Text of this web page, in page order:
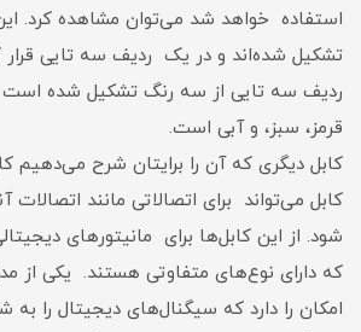
تشکیل شده‌اند و در یک ردیف سه تایی قرار
ردیف سه تایی از سه رنگ تشکیل شده
قرمز، سبز، و آبی است.
کابل می‌تواند برای اتصالاتی مانند اتصالات
شود. از این کابل‌ها برای مانیتور‌های
که دارای نوع‌های متفاوتی هستند. یکی از
امکان را دارد که سیگنال‌های دیجیتال را به